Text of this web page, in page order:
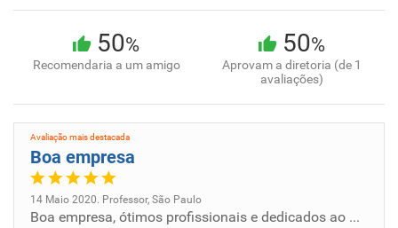
50%
Recomendaria a um amigo
50%
Aprovam a diretoria (de 1
avaliações)
Avaliação mais destacada
Boa empresa
14 Maio 2020. Professor, São Paulo
Boa empresa, ótimos profissionais e dedicados ao máximo.